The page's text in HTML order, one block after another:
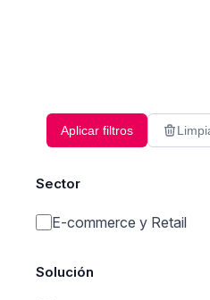
Aplicar filtros
Sector
E-commerce y Retail
Solución